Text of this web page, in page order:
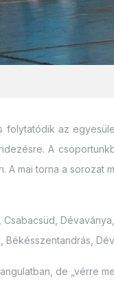
folytatódik az
A
A mai torna a sorozat
Csabacsüd,
Békésszentandrás,
de „vérre